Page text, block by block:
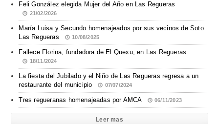
Feli González elegida Mujer del Año en Las Regueras
21/02/2026
María Luisa y Secundo homenajeados por sus vecinos de Soto
Las Regueras
10/08/2025
Fallece Florina, fundadora de El Quexu, en Las Regueras
18/11/2024
La fiesta del Jubilado y el Niño de Las Regueras regresa a un
restaurante del municipio
07/07/2024
Tres regueranas homenajeadas por AMCA 06/11/2023
Leer mas